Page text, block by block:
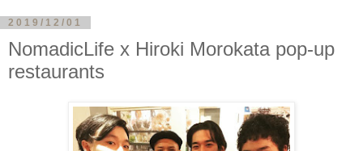
2019/12/01
NomadicLife x Hiroki Morokata pop-up
restaurants